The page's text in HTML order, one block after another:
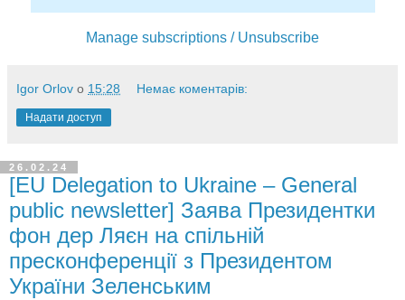
Manage subscriptions / Unsubscribe
Igor Orlov о 15:28 Немає коментарів:
Надати доступ
26.02.24
[EU Delegation to Ukraine – General
public newsletter] Заява Президентки
фон дер Ляєн на спільній
пресконференції з Президентом
України Зеленським